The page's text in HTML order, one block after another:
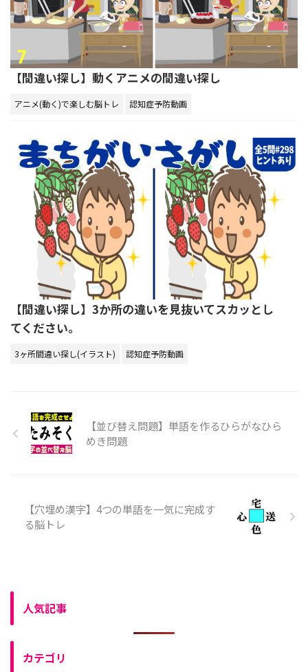
【間違い探し】動くアニメの間違い探し
アニメ(動く)で楽しむ脳トレ 認知症予防動画
【間違い探し】3か所の違いを見抜いてスカッとし
てください。
3ヶ所間違い探し(イラスト) 認知症予防動画
【並び替え問題】単語を作るひらがなひら
めき問題
【穴埋め漢字】4つの単語を一気に完成す
る脳トレ
人気記事
カテゴリ